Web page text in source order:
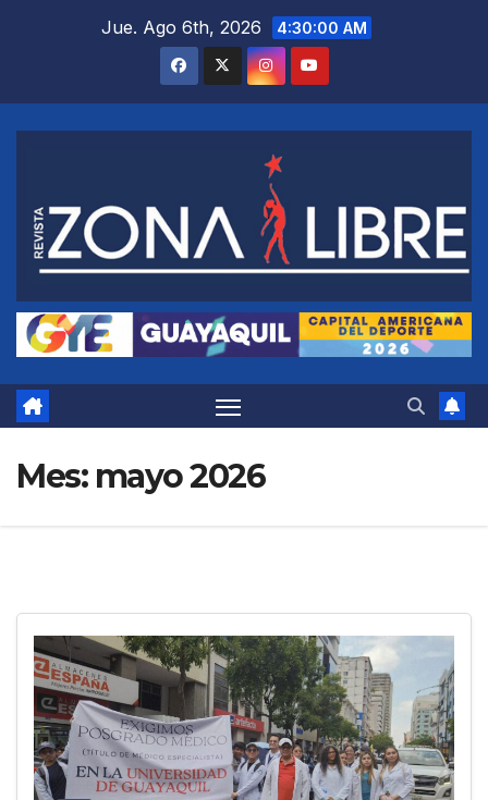
Jue. Ago 6th, 2026 4:30:01 AM
Mes: mayo 2026